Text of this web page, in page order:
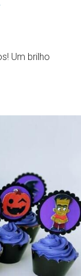
Um brilho